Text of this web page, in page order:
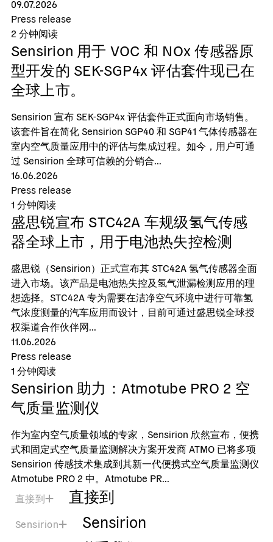
09.07.2026
Press release
2 分钟阅读
Sensirion 用于 VOC 和 NOx 传感器原
型开发的 SEK-SGP4x 评估套件现已在
全球上市。
Sensirion 宣布 SEK-SGP4x 评估套件正式面向市场销售。
该套件旨在简化 Sensirion SGP40 和 SGP41 气体传感器在
室内空气质量应用中的评估与集成过程。如今，用户可通
过 Sensirion 全球可信赖的分销合...
16.06.2026
Press release
1 分钟阅读
盛思锐宣布 STC42A 车规级氢气传感
器全球上市，用于电池热失控检测
盛思锐（Sensirion）正式宣布其 STC42A 氢气传感器全面
进入市场。该产品是电池热失控及氢气泄漏检测应用的理
想选择。STC42A 专为需要在洁净空气环境中进行可靠氢
气浓度测量的汽车应用而设计，目前可通过盛思锐全球授
权渠道合作伙伴网...
11.06.2026
Press release
1 分钟阅读
Sensirion 助力：Atmotube PRO 2 空
气质量监测仪
作为室内空气质量领域的专家，Sensirion 欣然宣布，便携
式和固定式空气质量监测解决方案开发商 ATMO 已将多项
Sensirion 传感技术集成到其新一代便携式空气质量监测仪
Atmotube PRO 2 中。Atmotube PR...
直接到
直接到
Sensirion Sensirion